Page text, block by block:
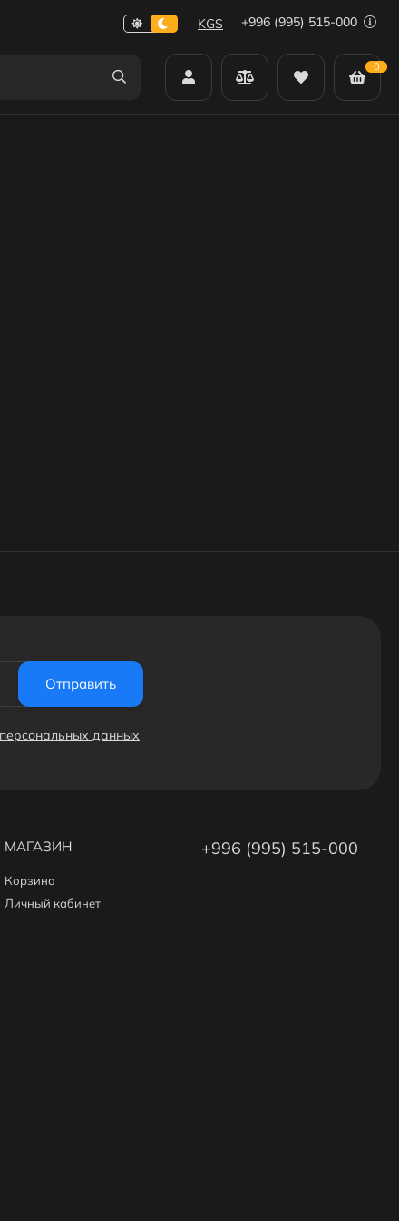
KGS +996 (995) 515-000
0
Отправить
данных
МАГАЗИН
Корзина
Личный кабинет
+996 (995) 515-000